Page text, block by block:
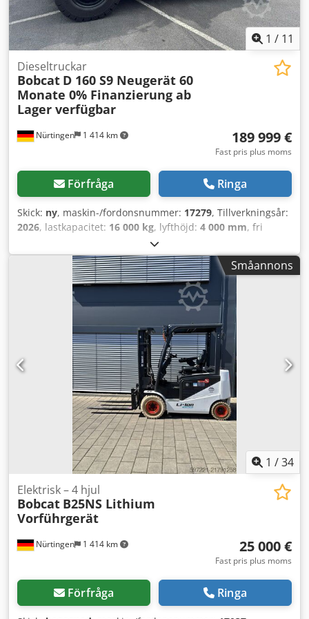
1 / 11
Nürtingen 1 414 km
Dieseltruckar
Bobcat D 160 S9 Neugerät 60
Monate 0% Finanzierung ab
Lager verfügbar
189 999 €
Fast pris plus moms
Förfråga Ringa
Skick: ny, maskin-/fordonsnummer: 17279, Tillverkningsår:
2026, lastkapacitet: 16 000 kg, lyfthöjd: 4 000 mm, fri
, lastcentrum:
diesel, masttyp:triplex, byggnadshöjd:3 030 mm,
gaffellängd:2 400 mm, framdäcksdimension: 12.00-20
, bakdäcksstorlek:12.00-20 100%, totalvikt:
hytt
, 5218640 Codpfx Aezp T Auenderf
Småannons
1 /34
Nürtingen 1 414 km
Elektrisk – 4 hjul
Bobcat B25NS Lithium
Vorführgerät
25 000 €
Fast pris plus moms
Förfråga Ringa